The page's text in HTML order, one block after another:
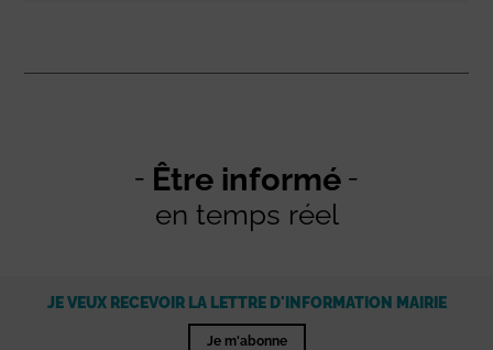
Être informé
en temps réel
JE VEUX RECEVOIR LA LETTRE D'INFORMATION MAIRIE
Je m'abonne